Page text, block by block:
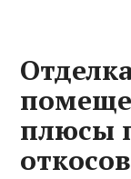
плюсы